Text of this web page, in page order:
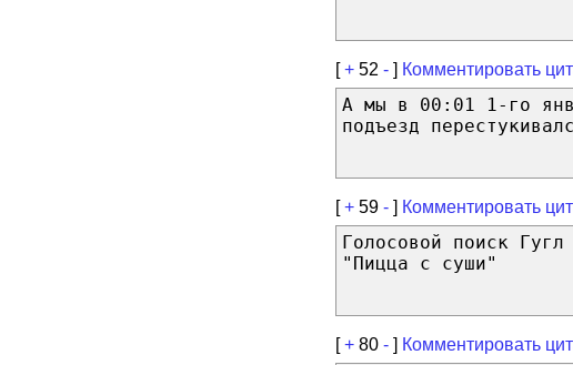
[+ 52 - ] Комментировать
А мы в 00:01 1-го
подъезд
[+ 59 - ] Комментировать
Голосовой поиск
"Пицца с суши"
[+ 80 - ] Комментировать